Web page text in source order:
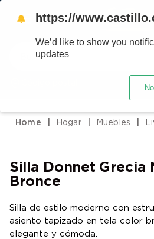
Buscar
Hogar Muebles
Silla Donnet Grecia
Bronce
Silla de estilo moderno con
asiento tapizado en tela color
elegante y cómoda.
2.
celulares
lavarropas
.
cocina
6 .
colchones
7.
aire acondicionado
🔔 https://
We’d like to show you
updates